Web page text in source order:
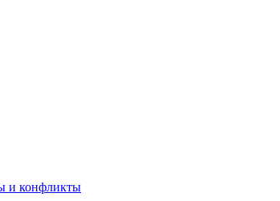
и конфликты